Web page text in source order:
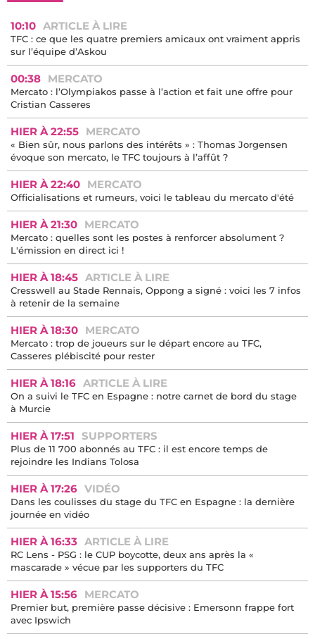
10:10 ARTICLE À LIRE
TFC : ce que les quatre premiers amicaux ont vraiment appris
sur l’équipe d’Askou
00:38 MERCATO
Mercato : l’Olympiakos passe à l’action et fait une offre pour
Cristian Casseres
HIER À 22:55 MERCATO
« Bien sûr, nous parlons des intérêts » : Thomas Jorgensen
évoque son mercato, le TFC toujours à l’affût ?
HIER À 22:40 MERCATO
Officialisations et rumeurs, voici le tableau du mercato d'été
HIER À 21:30 MERCATO
Mercato : quelles sont les postes à renforcer absolument ?
L'émission en direct ici !
HIER À 18:45 ARTICLE À LIRE
Cresswell au Stade Rennais, Oppong a signé : voici les 7 infos
à retenir de la semaine
HIER À 18:30 MERCATO
Mercato : trop de joueurs sur le départ encore au TFC,
Casseres plébiscité pour rester
HIER À 18:16 ARTICLE À LIRE
On a suivi le TFC en Espagne : notre carnet de bord du stage
à Murcie
HIER À 17:51 SUPPORTERS
Plus de 11 700 abonnés au TFC : il est encore temps de
rejoindre les Indians Tolosa
HIER À 17:26 VIDÉO
Dans les coulisses du stage du TFC en Espagne : la dernière
journée en vidéo
HIER À 16:33 ARTICLE À LIRE
RC Lens - PSG : le CUP boycotte, deux ans après la «
mascarade » vécue par les supporters du TFC
HIER À 15:56 MERCATO
Premier but, première passe décisive : Emersonn frappe fort
avec Ipswich